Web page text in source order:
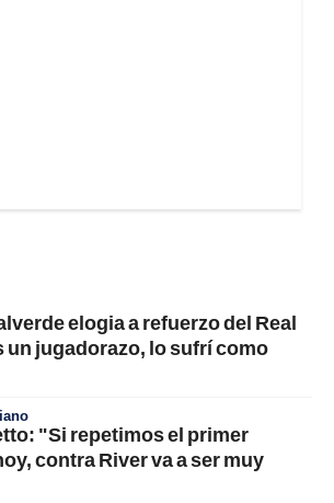
elogia a refuerzo del Real
un jugadorazo, lo sufrí como
"Si repetimos el primer
contra River va a ser muy